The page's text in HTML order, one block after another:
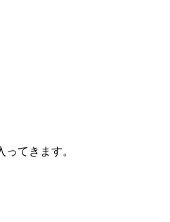
てきます。